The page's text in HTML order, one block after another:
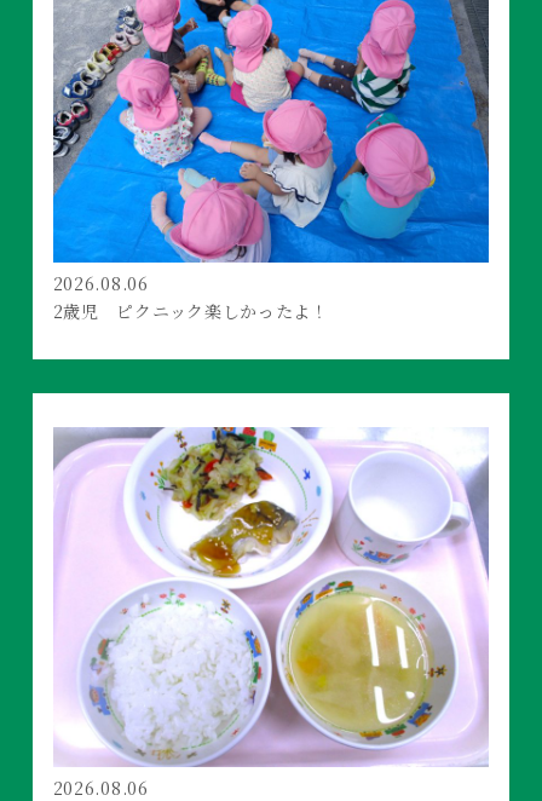
2026.08.06
2歳児 ピクニック楽しかったよ！
2026.08.06